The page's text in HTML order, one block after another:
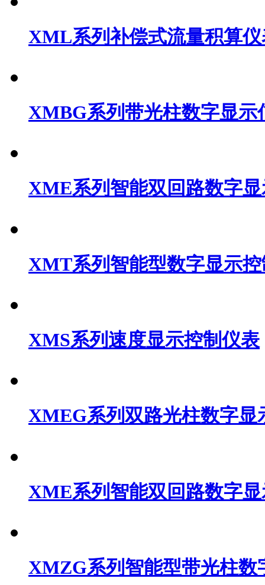
XML系列补偿式流量积算
XMBG系列带光柱数字显示
XME系列智能双回路数字
XMT系列智能型数字显示
XMS系列速度显示控制仪表
XMEG系列双路光柱数字显
XME系列智能双回路数字
XMZG系列智能型带光柱数